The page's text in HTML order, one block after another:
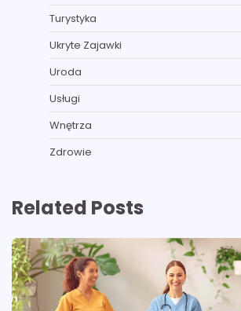
Turystyka
Ukryte Zajawki
Uroda
Usługi
Wnętrza
Zdrowie
Related Posts